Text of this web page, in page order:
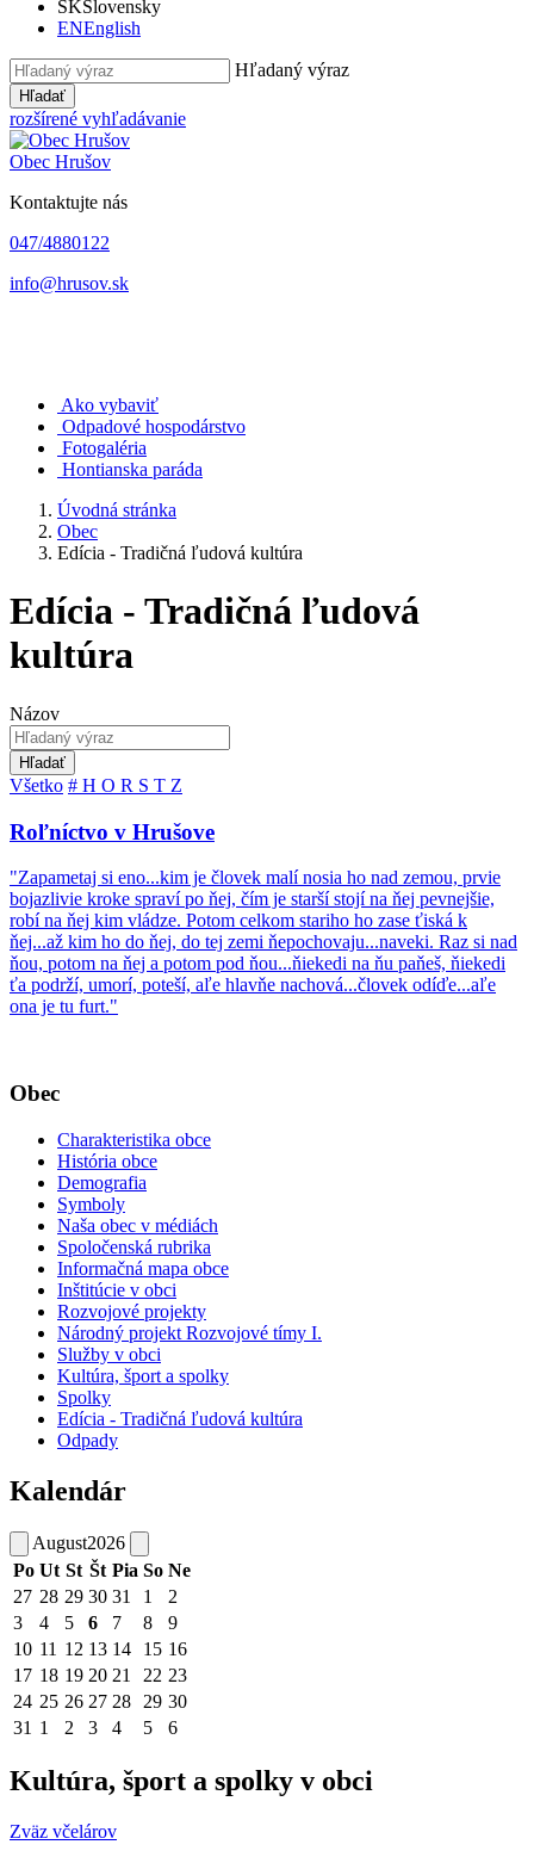
SKSlovensky
ENEnglish
Hľadaný výraz
Hľadať
rozšírené vyhľadávanie
Obec Hrušov
Kontaktujte nás
047/4880122
info@hrusov.sk
Ako vybaviť
Odpadové hospodárstvo
Fotogaléria
Hontianska paráda
Úvodná stránka
Obec
Edícia - Tradičná ľudová kultúra
Edícia - Tradičná ľudová
kultúra
Názov
Hľadať
Všetko # H O R S T Z
Roľníctvo v Hrušove
"Zapametaj si eno...kim je človek malí nosia ho nad zemou, prvie
bojazlivie kroke spraví po ňej, čím je starší stojí na ňej pevnejšie,
robí na ňej kim vládze. Potom celkom stariho ho zase ťiská k
ňej...až kim ho do ňej, do tej zemi ňepochovaju...naveki. Raz si nad
ňou, potom na ňej a potom pod ňou...ňiekedi na ňu paňeš, ňiekedi
ťa podrží, umorí, poteší, aľe hlavňe nachová...človek odíďe...aľe
ona je tu furt."
Obec
Charakteristika obce
História obce
Demografia
Symboly
Naša obec v médiách
Spoločenská rubrika
Informačná mapa obce
Inštitúcie v obci
Rozvojové projekty
Národný projekt Rozvojové tímy I.
Služby v obci
Kultúra, šport a spolky
Spolky
Edícia - Tradičná ľudová kultúra
Odpady
Kalendár
August2026
Po Ut St Št Pia So Ne
27 28 29 30 31 1
2
3
4 5 6 7 8
9
10 11 12 13 14 15 16
17 18 19 20 21 22 23
24 25 26 27 28 29 30
31 1 2 3 4 5 6
Kultúra, šport a spolky v obci
Zväz včelárov